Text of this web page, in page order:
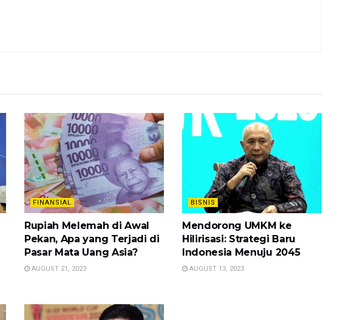
FINANSIAL
Rupiah Melemah di Awal
Pekan, Apa yang Terjadi di
Pasar Mata Uang Asia?
AUGUST 21, 2023
BISNIS
Mendorong UMKM ke
Hilirisasi: Strategi Baru
Indonesia Menuju 2045
AUGUST 13, 2023